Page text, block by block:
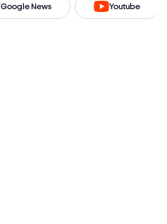
Google News Youtube